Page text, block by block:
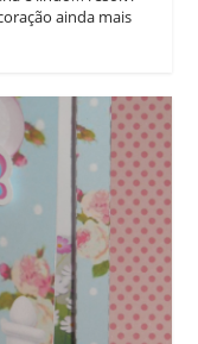
ainda mais